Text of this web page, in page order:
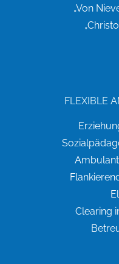
„Von
FLEXIBLE
Clearing